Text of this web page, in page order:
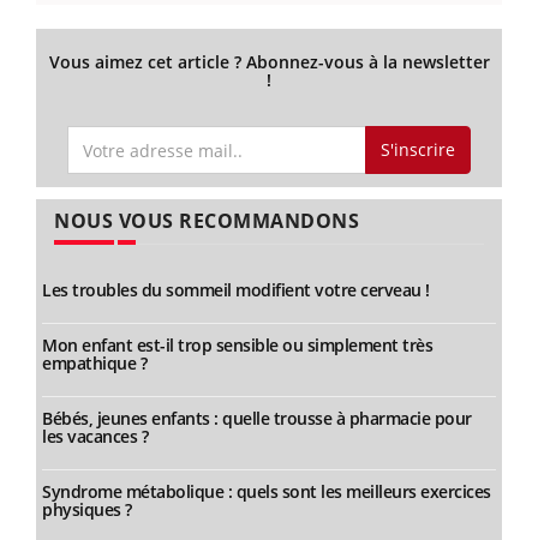
Vous aimez cet article ? Abonnez-vous à la newsletter
!
S'inscrire
NOUS VOUS RECOMMANDONS
Les troubles du sommeil modifient votre cerveau !
Mon enfant est-il trop sensible ou simplement très
empathique ?
Bébés, jeunes enfants : quelle trousse à pharmacie pour
les vacances ?
Syndrome métabolique : quels sont les meilleurs exercices
physiques ?